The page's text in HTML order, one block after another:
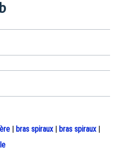
| bras spiraux | bras spiraux |